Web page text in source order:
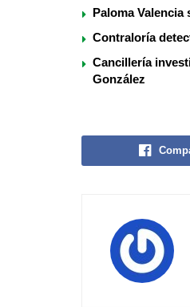
Paloma
Contraloría
Cancillería
González